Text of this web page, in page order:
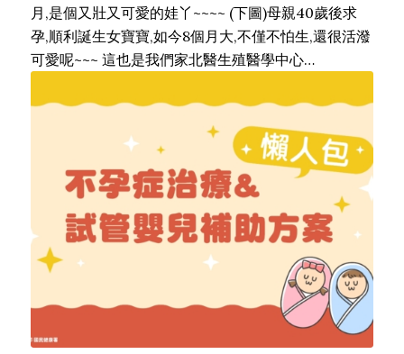
月,是個又壯又可愛的娃丫~~~~ (下圖)母親40歲後求
孕,順利誕生女寶寶,如今8個月大,不僅不怕生,還很活潑
可愛呢~~~ 這也是我們家北醫生殖醫學中心…